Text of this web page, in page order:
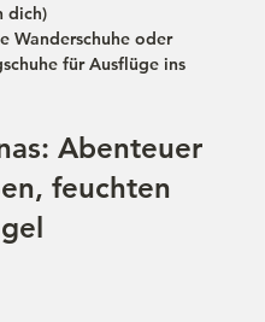
dich)
Wanderschuhe oder
für Ausflüge ins
Abenteuer
feuchten